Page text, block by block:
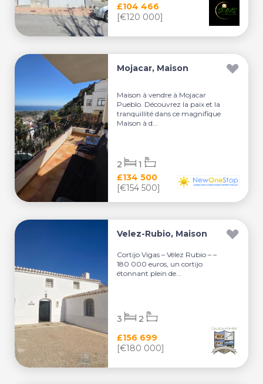
£104 466
[€120 000]
Mojacar, Maison
Maison à vendre à Mojacar
Pueblo. Découvrez la paix et la
tranquillité dans ce magnifique
Maison à d...
£134 500
[€154 500]
2 1
Velez-Rubio, Maison
Cortijo Vigas – Vélez Rubio – –
180 000 euros, un cortijo
étonnant plein de...
£156 699
[€180 000]
3 2